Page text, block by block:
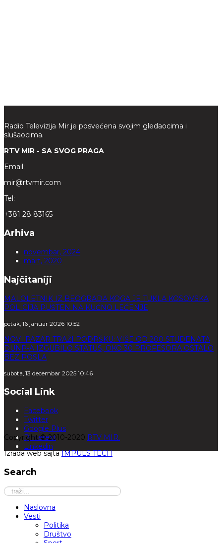
Radio Televizija Mir je posvećena svojim gledaocima i
slušaocima.
RTV MIR - SA SVOG PRAGA
Email:
mir@rtvmir.com
Tel:
+381 28 83165
Arhiva
novembar, 2024
mart, 2020
Najčitaniji
MALOLETNIK IZ BEOGRADA KOGA JE TUKLA KOSOVSKA
POLICIJA PUŠTEN NA KUĆNO LEČENJE
petak, 16 januar 2026 10:52
NOVI PAZAR TRAŽI PODRŠKU: VIŠE OD 200 STUDENATA
DUNP-A IZGUBILO STATUS, OKO 30 PROFESORA OSTALO
BEZ POSLA
subota, 13 decembar 2025 10:46
Social Link
Facebook
Twitter
Google Plus
Pinterest
Linkedin
Copyright © 2010-2020 RTV MIR.
Izrada web sajtaIMPULS TECH
Search
Naslovna
Vesti
Politika
Društvo